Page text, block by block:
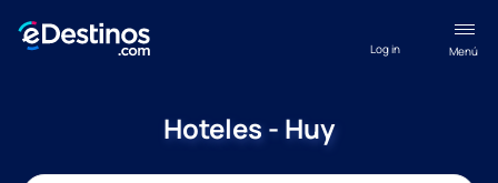
Menú
Log in
Hoteles - Huy